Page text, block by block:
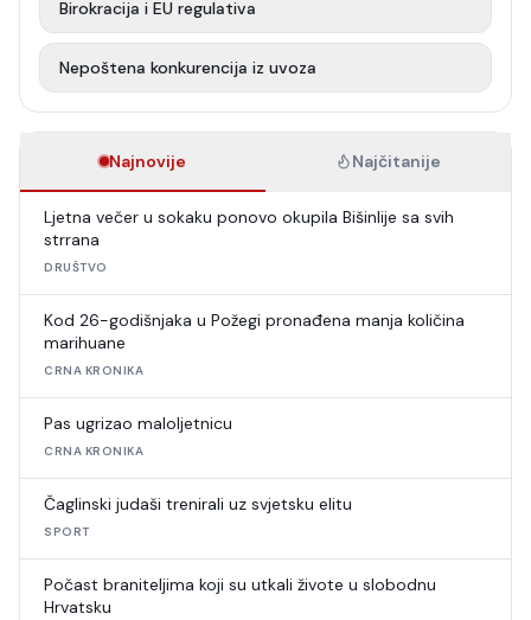
Birokracija i EU regulativa
Nepoštena konkurencija iz uvoza
Najnovije Najčitanije
Ljetna večer u sokaku ponovo okupila Bišinlije sa svih
strrana
DRUŠTVO
Kod 26-godišnjaka u Požegi pronađena manja količina
marihuane
CRNA KRONIKA
Pas ugrizao maloljetnicu
CRNA KRONIKA
Čaglinski judaši trenirali uz svjetsku elitu
SPORT
Počast braniteljima koji su utkali živote u slobodnu
Hrvatsku